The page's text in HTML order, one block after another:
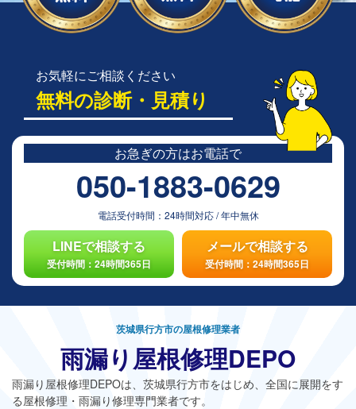
お気軽にご相談ください
無料の診断・見積り
お急ぎの方はお電話で
050-1883-0629
電話受付時間： 24時間対応/年中無休
LINEで相談する
受付時間：24時間365日
メールで相談する
受付時間：24時間365日
茨城県行方市の屋根修理業者
雨漏り屋根修理DEPO
雨漏り屋根修理DEPOは、茨城県行方市をはじめ、全国に展開をす
る屋根修理・雨漏り修理専門業者です。